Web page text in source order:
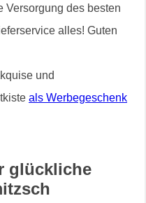
Versorgung des besten
alles! Guten
und
als Werbegeschenk
glückliche